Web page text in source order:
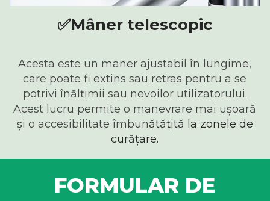
✅Mâner telescopic
Acesta este un maner ajustabil în lungime,
care poate fi extins sau retras pentru a se
potrivi înălțimii sau nevoilor utilizatorului.
Acest lucru permite o manevrare mai ușoară
și o accesibilitate îmbunătățită la zonele de
curățare.
FORMULAR DE